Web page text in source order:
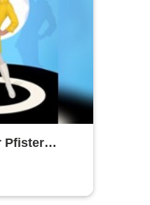
Pfister
March,
und ich -